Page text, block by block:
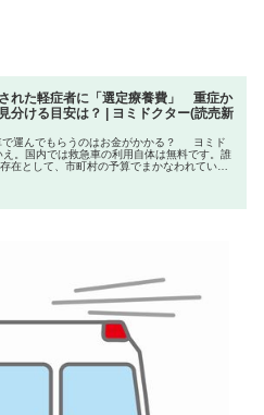
れた軽症者に「選定療養費」 重症か
分ける目安は？ | ヨミドクター(読売新
運んでもらうのはお金がかかる？ ヨミド
。国内では救急車の利用自体は無料です。誰
在として、市町村の予算でまかなわれていま